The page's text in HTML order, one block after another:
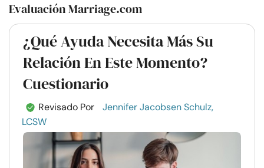
Evaluación Marriage.com
¿Qué Ayuda Necesita Más Su
Relación En Este Momento?
Cuestionario
Revisado Por
Jennifer Jacobsen Schulz,
LCSW